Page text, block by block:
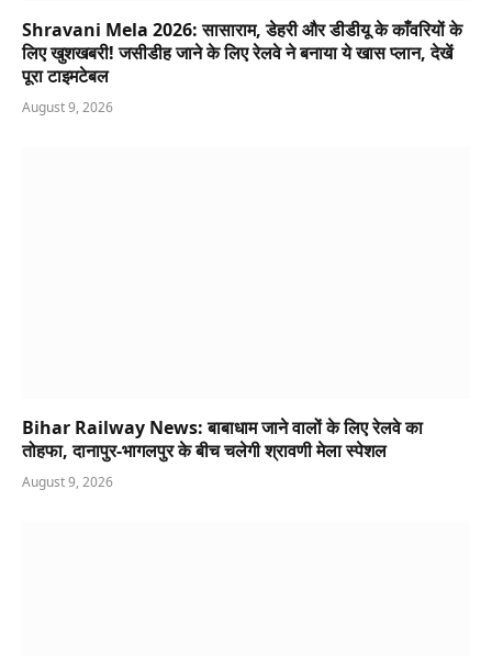
Shravani Mela 2026: सासाराम, डेहरी और डीडीयू के काँवरियों के
लिए खुशखबरी! जसीडीह जाने के लिए रेलवे ने बनाया ये खास प्लान, देखें
पूरा टाइमटेबल
August 9, 2026
Bihar Railway News: बाबाधाम जाने वालों के लिए रेलवे का
तोहफा, दानापुर-भागलपुर के बीच चलेगी श्रावणी मेला स्पेशल
August 9, 2026